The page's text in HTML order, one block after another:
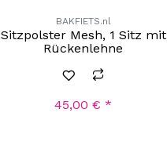
BAKFIETS.nl
Sitzpolster Mesh, 1 Sitz mit
Rückenlehne
45,00 € *